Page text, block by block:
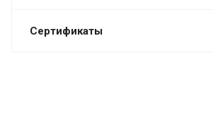
Сертификаты